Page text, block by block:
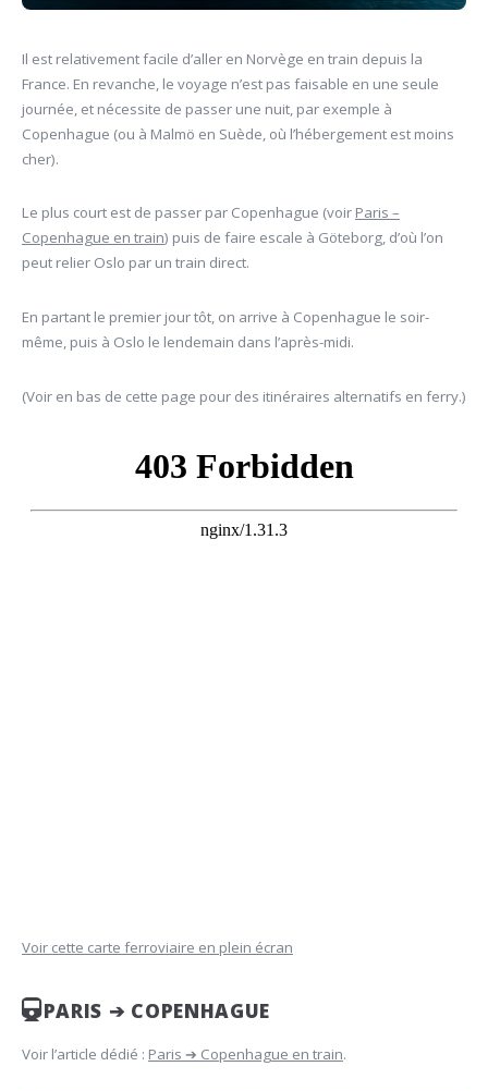
Il est relativement facile d’aller en Norvège en train depuis la
France. En revanche, le voyage n’est pas faisable en une seule
journée, et nécessite de passer une nuit, par exemple à
Copenhague (ou à Malmö en Suède, où l’hébergement est moins
cher).
Le plus court est de passer par Copenhague (voir Paris –
Copenhague en train) puis de faire escale à Göteborg, d’où l’on
peut relier Oslo par un train direct.
En partant le premier jour tôt, on arrive à Copenhague le soir-
même, puis à Oslo le lendemain dans l’après-midi.
(Voir en bas de cette page pour des itinéraires alternatifs en ferry.)
Voir cette carte ferroviaire en plein écran
PARIS ➔ COPENHAGUE
Voir l’article dédié : Paris ➔ Copenhague en train.